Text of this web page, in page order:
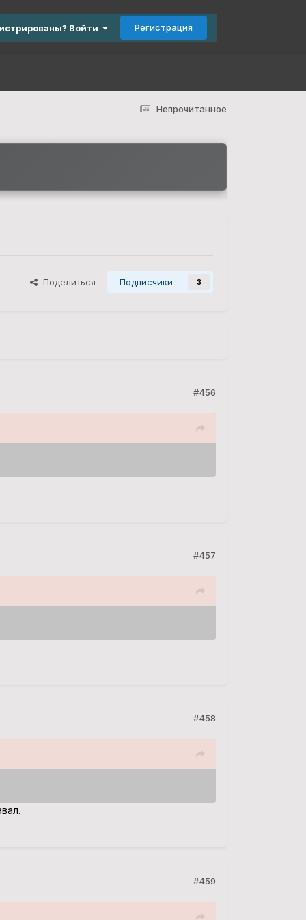
Войти Регистрация
Непрочитанное
Поделиться Подписчики 3
#456
#457
#458
#459